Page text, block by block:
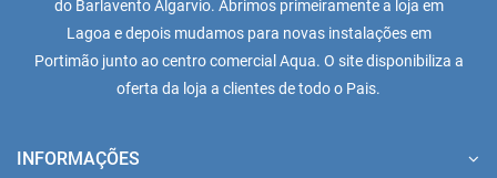
do Barlavento Algarvio. Abrimos primeiramente a loja em
Lagoa e depois mudamos para novas instalações em
Portimão junto ao centro comercial Aqua. O site disponibiliza a
oferta da loja a clientes de todo o Pais.
INFORMAÇÕES